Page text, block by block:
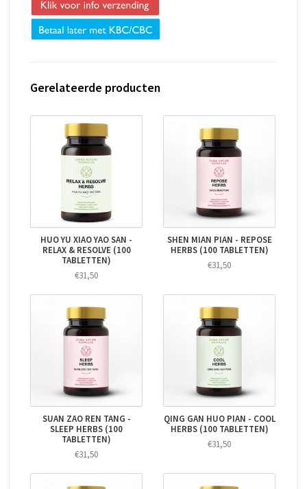
Gerelateerde producten
HUO YU XIAO YAO SAN -
RELAX & RESOLVE (100
TABLETTEN)
€31,50
SHEN MIAN PIAN - REPOSE
HERBS (100 TABLETTEN)
€31,50
SUAN ZAO REN TANG -
SLEEP HERBS (100
TABLETTEN)
€31,50
QING GAN HUO PIAN - COOL
HERBS (100 TABLETTEN)
€31,50